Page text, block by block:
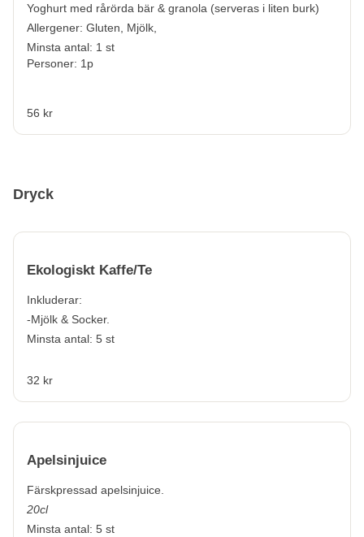
Yoghurt med rårörda bär & granola (serveras i liten burk)
Allergener: Gluten, Mjölk,
Minsta antal: 1 st
Personer: 1p
56 kr
Dryck
Ekologiskt Kaffe/Te
Inkluderar:
-Mjölk & Socker.
Minsta antal: 5 st
32 kr
Apelsinjuice
Färskpressad apelsinjuice.
20cl
Minsta antal: 5 st